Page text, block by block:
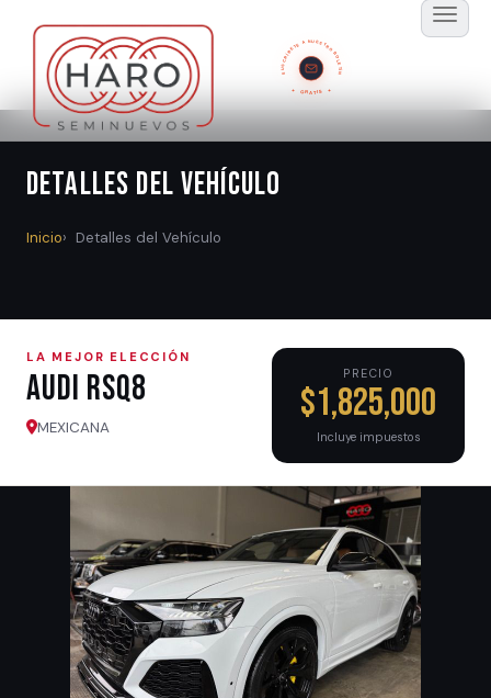
SUSCRÍBETE A NUESTRO BOLETÍN
GRATIS
Detalles del Vehículo
Inicio Detalles del Vehículo
LA MEJOR ELECCIÓN
Audi RSQ8
MEXICANA
PRECIO
$1,825,000
Incluye impuestos